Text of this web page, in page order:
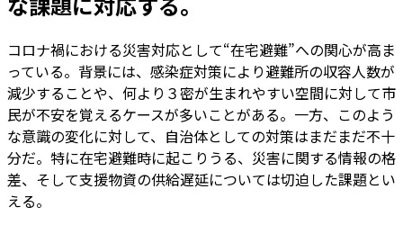
コロナ禍における災害対応として“在宅避難”への関心が高ま
っている。背景には、感染症対策により避難所の収容人数が
減少することや、何より３密が生まれやすい空間に対して市
民が不安を覚えるケースが多いことがある。一方、このよう
な意識の変化に対して、自治体としての対策はまだまだ不十
分だ。特に在宅避難時に起こりうる、災害に関する情報の格
差、そして支援物資の供給遅延については切迫した課題とい
える。